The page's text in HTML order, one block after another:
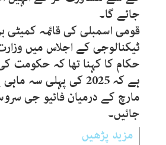
جائے گا۔
قومی اسمبلی کی قائمہ کمیٹی
ٹیکنالوجی کے اجلاس میں
حکام کا کہنا تھا کہ حکومت
ہے کہ 2025 کی پہلی
مارچ کے درمیان فائیو جی
جائیں۔
مزید پڑھیں